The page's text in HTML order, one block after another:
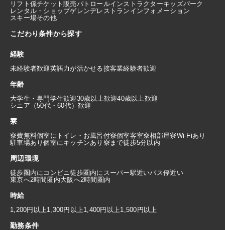
リフト係チケット販売パトロールインストラクターキッズパーク
レンタル・ショップゲレンデレストラン インフォメーション
スキー場その他
こだわり条件から探す
経験
未経験者歓迎英語力が活かせる接客業経験者歓迎
年齢
大学生・専門学生歓迎30歳以上歓迎40歳以上歓迎
シニア（50代・60代）歓迎
寮
寮費無料個室にトイレ・お風呂付寮個室客室寮相部屋寮Wi-Fiあり
駐車場あり個室にキッチンあり 寮まで徒歩5分以内
周辺環境
徒歩圏内にコンビニ徒歩圏内にスーパー駅近いバス停近い
東京へ2時間圏内大阪へ2時間圏内
時給
1,200円以上1,300円以上1,400円以上1,500円以上
勤務条件